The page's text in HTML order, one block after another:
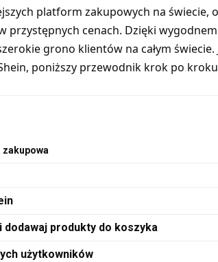
platform zakupowych na świecie,
przystępnych cenach. Dzięki
grono klientów na całym świecie.
poniższy przewodnik krok po
produkty do koszyka
użytkowników